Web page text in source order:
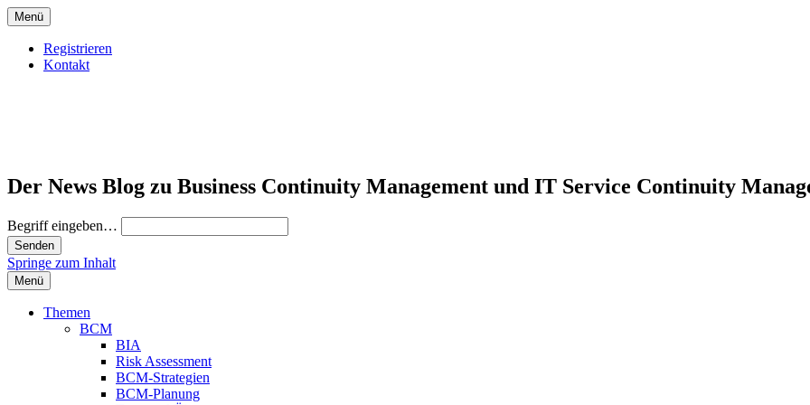
Menü
Registrieren
Kontakt
Der News Blog zu Business Continuity Management und IT Service Continuity
Begriff eingeben…
Springe zum Inhalt
Menü
Themen
BCM
BIA
Risk Assessment
BCM-Strategien
BCM-Planung